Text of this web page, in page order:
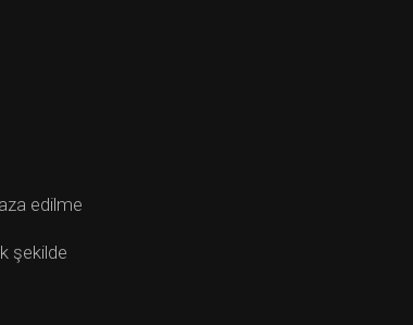
edilme
şekilde